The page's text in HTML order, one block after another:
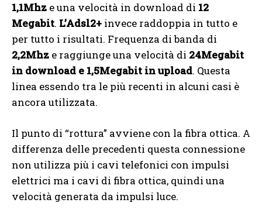
1,1Mhz e una velocità in download di 12
Megabit. L’Adsl2+ invece raddoppia in tutto e
per tutto i risultati. Frequenza di banda di
2,2Mhz e raggiunge una velocità di 24Megabit
in download e 1,5Megabit in upload. Questa
linea essendo tra le più recenti in alcuni casi è
ancora utilizzata.
Il punto di “rottura” avviene con la fibra ottica. A
differenza delle precedenti questa connessione
non utilizza più i cavi telefonici con impulsi
elettrici ma i cavi di fibra ottica, quindi una
velocità generata da impulsi luce.